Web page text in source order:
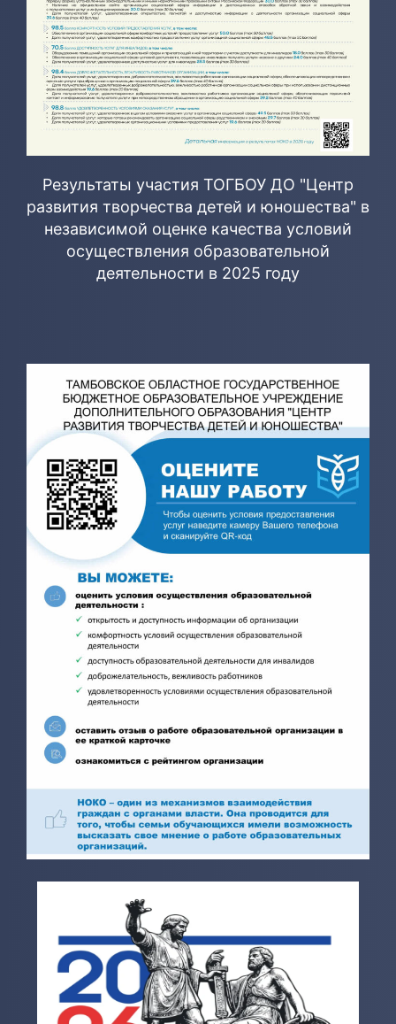
Результаты участия ТОГБОУ ДО "Центр
развития творчества детей и юношества" в
независимой оценке качества условий
осуществления образовательной
деятельности в 2025 году